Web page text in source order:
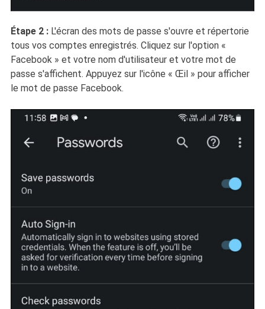
Étape 2 :L'écran des mots de passe s'ouvre et répertorie
tous vos comptes enregistrés. Cliquez sur l'option «
Facebook » et votre nom d'utilisateur et votre mot de
passe s'affichent. Appuyez sur l'icône « Œil » pour afficher
le mot de passe Facebook.